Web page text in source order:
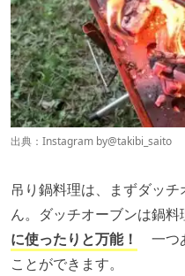
出典：Instagram by@takibi_saito
吊り鍋料理は、まずダッ
ん。ダッチオーブンは鍋料
に使ったりと万能！
一つ
ことができます。